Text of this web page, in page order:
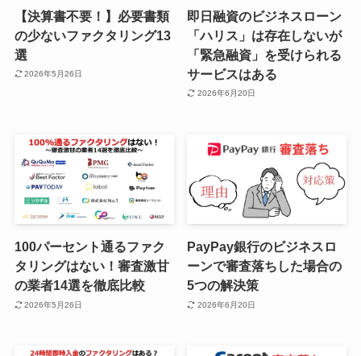
【決算書不要！】必要書類
の少ないファクタリング13
選
2026年5月26日
即日融資のビジネスローン
「ハリス」は存在しないが
「緊急融資」を受けられる
サービスはある
2026年6月20日
100パーセント通るファク
タリングはない！審査激甘
の業者14選を徹底比較
2026年5月26日
PayPay銀行のビジネスロ
ーンで審査落ちした場合の
5つの解決策
2026年6月20日